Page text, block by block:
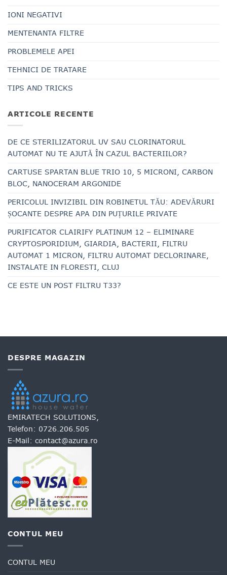
IONI NEGATIVI
MENTENANTA FILTRE
PROBLEMELE APEI
TEHNICI DE TRATARE
TIPS AND TRICKS
ARTICOLE RECENTE
DE CE STERILIZATORUL UV SAU CLORINATORUL
AUTOMAT NU TE AJUTĂ ÎN CAZUL BACTERIILOR?
CARTUSE SPARTAN BLUE TRIO 10, 5 MICRONI, CARBON
BLOC, NANOCERAM ARGONIDE
PERICOLUL INVIZIBIL DIN ROBINETUL TĂU: ADEVĂRURI
ȘOCANTE DESPRE APA DIN PUȚURILE PRIVATE
PURIFICATOR CLAIRIFY PLATINUM 12 – ELIMINARE
CRYPTOSPORIDIUM, GIARDIA, BACTERII, FILTRU
AUTOMAT 1 MICRON, FILTRU AUTOMAT DECLORINARE,
INSTALATE IN FLORESTI, CLUJ
CE ESTE UN POST FILTRU T33?
DESPRE MAGAZIN
EMIRATECH SOLUTIONS,
Telefon: 0726.206.505
E-Mail: contact@azura.ro
CONTUL MEU
CONTUL MEU